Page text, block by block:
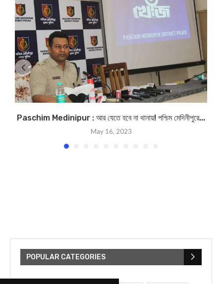
Paschim Medinipur : আর যেতে হবে না থানায়! পশ্চিম মেদিনীপুরে...
May 16, 2023
POPULAR CATEGORIES